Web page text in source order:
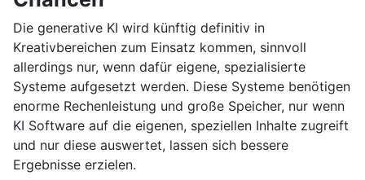
Die generative KI wird künftig definitiv in
Kreativbereichen zum Einsatz kommen, sinnvoll
allerdings nur, wenn dafür eigene, spezialisierte
Systeme aufgesetzt werden. Diese Systeme benötigen
enorme Rechenleistung und große Speicher, nur wenn
KI Software auf die eigenen, speziellen Inhalte zugreift
und nur diese auswertet, lassen sich bessere
Ergebnisse erzielen.